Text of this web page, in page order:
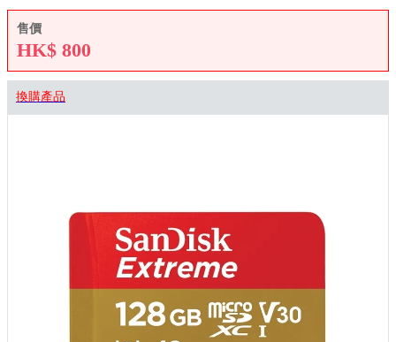
售價
HK$ 800
換購產品